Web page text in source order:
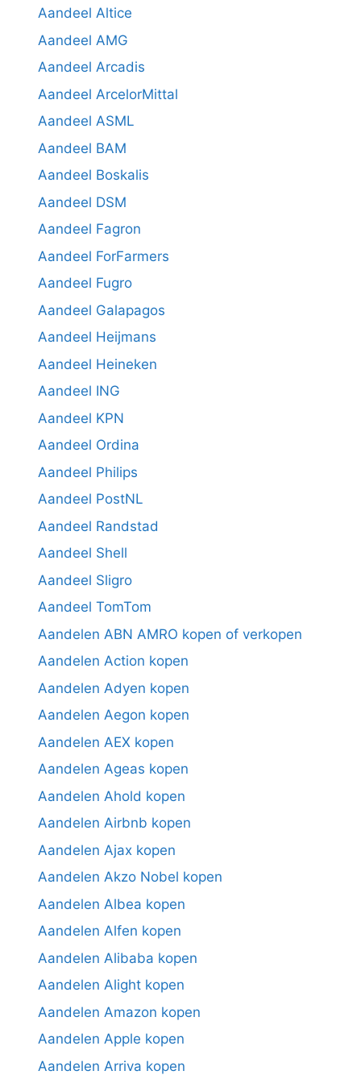
Aandeel Altice
Aandeel AMG
Aandeel Arcadis
Aandeel ArcelorMittal
Aandeel ASML
Aandeel BAM
Aandeel Boskalis
Aandeel DSM
Aandeel Fagron
Aandeel ForFarmers
Aandeel Fugro
Aandeel Galapagos
Aandeel Heijmans
Aandeel Heineken
Aandeel ING
Aandeel KPN
Aandeel Ordina
Aandeel Philips
Aandeel PostNL
Aandeel Randstad
Aandeel Shell
Aandeel Sligro
Aandeel TomTom
Aandelen ABN AMRO kopen of verkopen
Aandelen Action kopen
Aandelen Adyen kopen
Aandelen Aegon kopen
Aandelen AEX kopen
Aandelen Ageas kopen
Aandelen Ahold kopen
Aandelen Airbnb kopen
Aandelen Ajax kopen
Aandelen Akzo Nobel kopen
Aandelen Albea kopen
Aandelen Alfen kopen
Aandelen Alibaba kopen
Aandelen Alight kopen
Aandelen Amazon kopen
Aandelen Apple kopen
Aandelen Arriva kopen